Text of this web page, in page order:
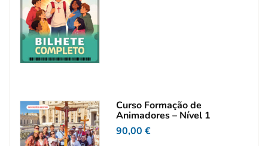
Curso Formação de
Animadores – Nível 1
90,00 €